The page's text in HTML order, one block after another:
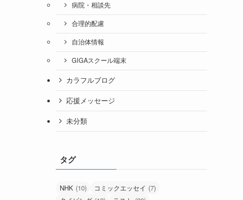
病院・相談先
合理的配慮
自治体情報
GIGAスクール端末
カラフルブログ
応援メッセージ
未分類
タグ
NHK (10) コミックエッセイ (7)